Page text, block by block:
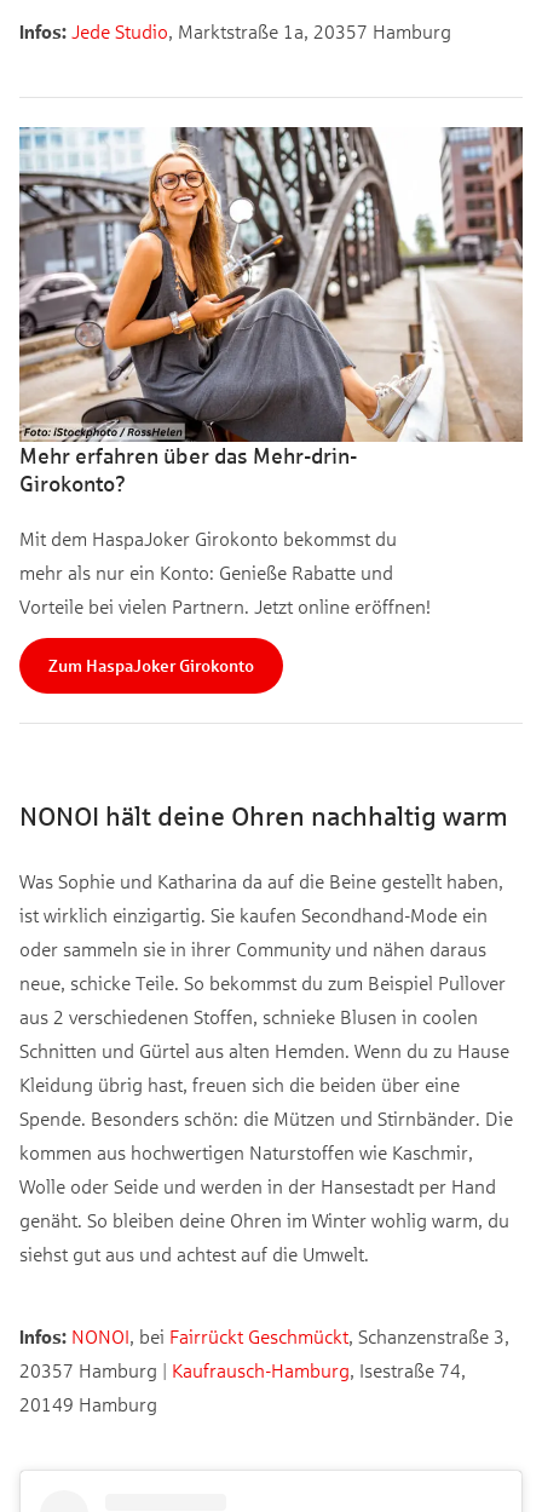
Infos: Jede Studio, Marktstraße 1a, 20357 Hamburg
Mehr erfahren über das Mehr-drin-
Girokonto?
Mit dem HaspaJoker Girokonto bekommst du
mehr als nur ein Konto: Genieße Rabatte und
Vorteile bei vielen Partnern. Jetzt online eröffnen!
Zum HaspaJoker Girokonto
NONOI hält deine Ohren nachhaltig warm
Was Sophie und Katharina da auf die Beine gestellt haben,
ist wirklich einzigartig. Sie kaufen Secondhand-Mode ein
oder sammeln sie in ihrer Community und nähen daraus
neue, schicke Teile. So bekommst du zum Beispiel Pullover
aus 2 verschiedenen Stoffen, schnieke Blusen in coolen
Schnitten und Gürtel aus alten Hemden. Wenn du zu Hause
Kleidung übrig hast, freuen sich die beiden über eine
Spende. Besonders schön: die Mützen und Stirnbänder. Die
kommen aus hochwertigen Naturstoffen wie Kaschmir,
Wolle oder Seide und werden in der Hansestadt per Hand
genäht. So bleiben deine Ohren im Winter wohlig warm, du
siehst gut aus und achtest auf die Umwelt.
Infos: NONOI, bei Fairrückt Geschmückt, Schanzenstraße 3,
20357 Hamburg | Kaufrausch-Hamburg, Isestraße 74,
20149 Hamburg